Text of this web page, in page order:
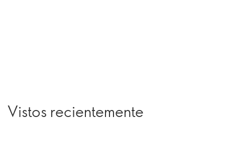
Vistos recientemente